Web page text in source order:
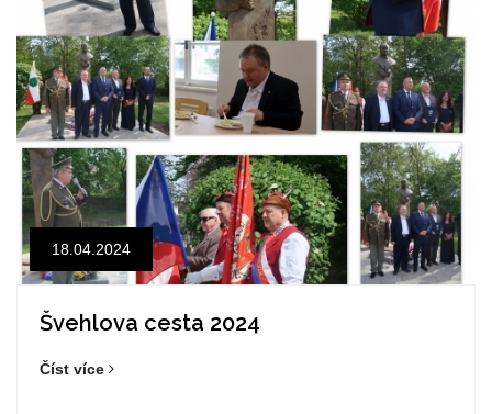
18.04.2024
Švehlova cesta 2024
Číst více